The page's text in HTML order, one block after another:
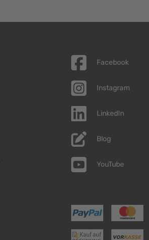
Facebook
Instagram
LinkedIn
Blog
YouTube